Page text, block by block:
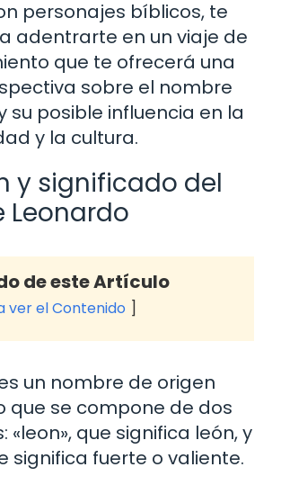
personajes bíblicos, te
adentrarte en un viaje de
que te ofrecerá una
sobre el nombre
su posible influencia en la
y la cultura.
y significado del
Leonardo
de este Artículo
ver el Contenido
un nombre de origen
que se compone de dos
«leon», que significa león, y
significa fuerte o valiente.